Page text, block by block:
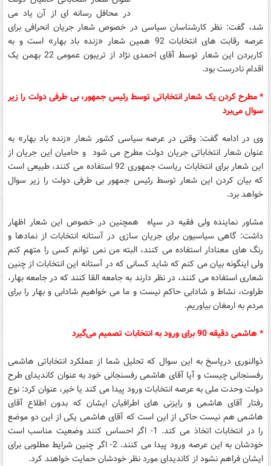
در محافل رسانه ای از آن یاد می
شد، گفت: نظر کارشناسان سیاسی در خصوص شعار جریان انحرافی برای
عرصه رقابت های انتخابات 92 همین شعار «زنده باد بهار» است و به
کاربردن این شعار توسط آقای احمدی نژاد از تریبون عمومی 22 بهمن یک
اقدام نادرست بود.
* مطرح کردن یک شعار انتخاباتی توسط رئیس جمهور، بی طرفی دولت را زیر
سوال می‌برد
وی در ادامه گفت: وقتی در عرصه سیاسی کشور شعار «زنده باد بهار» به
عنوان شعار انتخاباتی جریان دولت مطرح می شود و حامیان این جریان از
این شعار برای انتخابات ریاست جمهوری 92 استفاده می کنند، طبیعی است
که بیان کردن این شعار توسط رئیس جمهور بی طرفی دولت را زیر سوال
خواهد برد.
مشاور نماینده ولی فقیه در سپاه همچنین در خصوص این شعار اظهار
داشت: گاهی سیاسیون برای جریان سازی در آستانه انتخابات از نمادها و
رنگ های معنادار استفاده می کنند، البته من نمی توانم کسی را متهم کنم
ولی اینگونه بیان می کنم که شاید کسانی که در آستانه این انتخابات از چنین
شعاری استفاده می کنند، در نظر دارند به جامعه القا کنند که در جامعه بهار،
طراوت، نشاط و شادابی حاکم نیست و ما می خواهیم شادابی و بهار را برای
مردم به ارمغان بیاوریم.
* هاشمی دقیقه 90 برای ورود به انتخابات تصمیم می‌گیرد
ذوالنوری درپاسخ به این سوال که تحلیل شما از عملکرد انتخاباتی هاشمی
رفسنجانی چیست و آیا آقای هاشمی رفسنجانی خود به عنوان کاندیدای طرح
دولت وحدت ملی به عرصه انتخابات ورود پیدا می کند یا خیر، عنوان کرد: نوع
رفتار آقای هاشمی و رایزنی های اطرافیان ایشان که بدون اطلاع آقای
هاشمی هم نیست حاکی از این است که آقای هاشمی یکی از این دو موضع
را در انتخابات اتخاذ می کند. 1- اگر احساس کنند وضعیت مناسب است
خودشان به این عرصه ورود پیدا می کنند. 2- اگر چنین شرایط مطلوبی برای
ایشان فراهم نشود از کاندیدای مورد نظر خودشان حمایت خواهند کرد.